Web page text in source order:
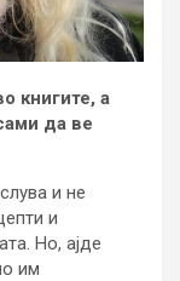
книгите, а
да ве
и не
и
Но, ајде
им